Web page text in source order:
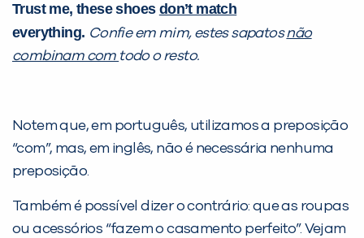
Trust me, these shoes don’t match
everything. Confie em mim, estes sapatosnão
combinam com todo o resto.
Notem que, em português, utilizamos a preposição
“com”, mas, em inglês, não é necessária nenhuma
preposição.
Também é possível dizer o contrário: que as roupas
ou acessórios “fazem o casamento perfeito”. Vejam
com a: